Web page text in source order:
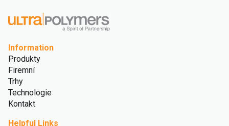
Information
Produkty
Firemní
Trhy
Technologie
Kontakt
Helpful Links